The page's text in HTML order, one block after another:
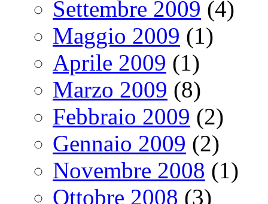
Settembre 2009 (4)
Maggio 2009 (1)
Aprile 2009 (1)
Marzo 2009 (8)
Febbraio 2009 (2)
Gennaio 2009 (2)
Novembre 2008 (1)
Ottobre 2008 (3)